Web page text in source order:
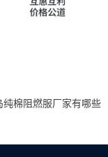
纯棉阻燃服厂家有哪些